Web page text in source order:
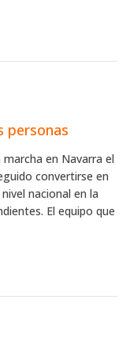
personas
en Navarra el
convertirse en
nacional en la
El equipo que